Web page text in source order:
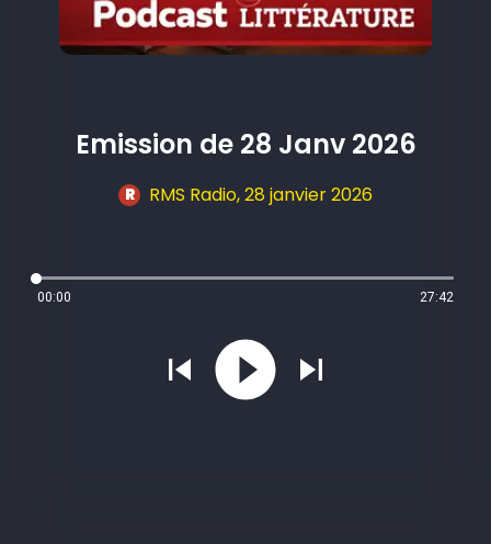
Emission de 28 Janv 2026
R RMS Radio, 28 janvier 2026
00:00 27:42